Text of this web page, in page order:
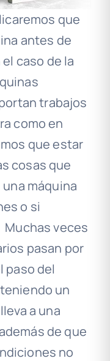
que
antes de
caso de la
trabajos
como en
que estar
cosas que
máquina
o si
veces
pasan por
paso del
un
a una
de que
no